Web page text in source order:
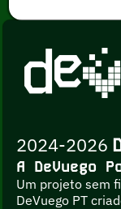
2024-2026
A DeVuego
Um projeto sem
DeVuego PT